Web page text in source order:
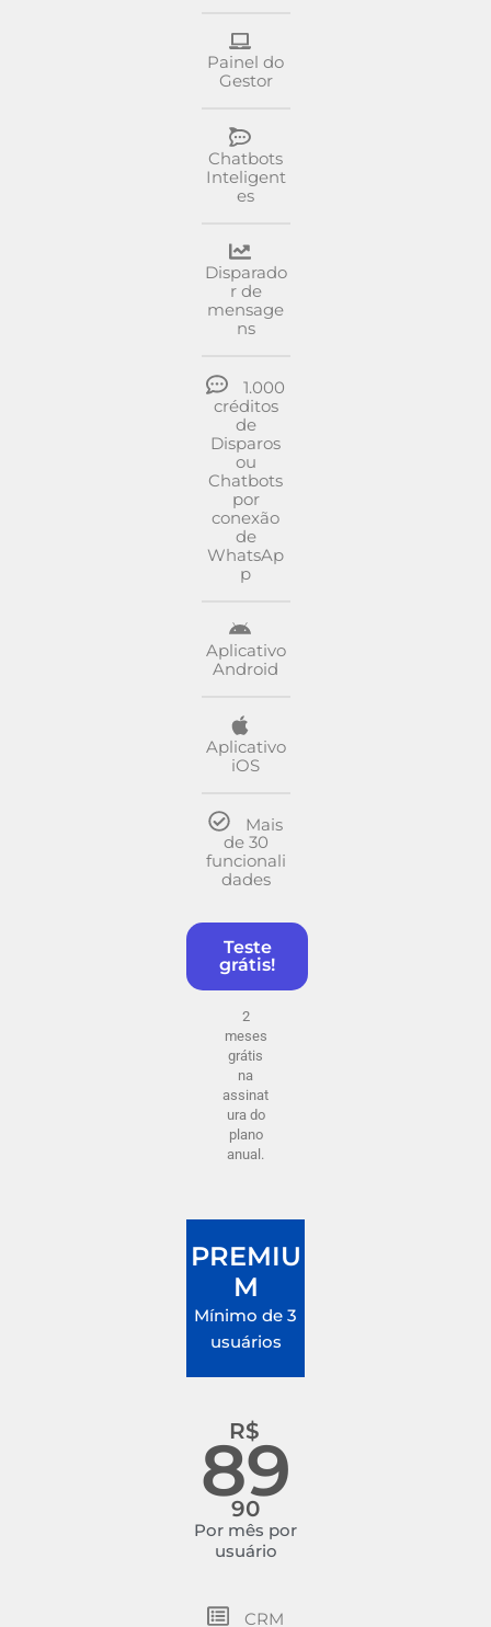
Painel do
Gestor
Chatbots
Inteligent
es
Disparado
r de
mensage
ns
1.000
créditos
de
Disparos
ou
Chatbots
por
conexão
de
WhatsAp
p
Aplicativo
Android
Aplicativo
iOS
Mais
de 30
funcionali
dades
Teste
grátis!
2
meses
grátis
na
assinat
ura do
plano
anual.
PREMIU
M
Mínimo de 3
usuários
R$
89
90
Por mês por
usuário
CRM